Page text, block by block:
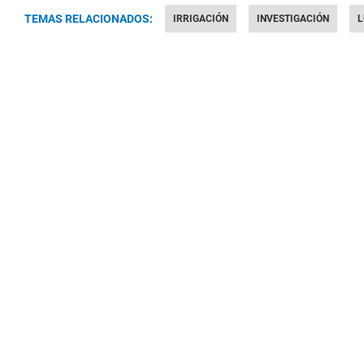
TEMAS RELACIONADOS: IRRIGACIÓN INVESTIGACIÓN